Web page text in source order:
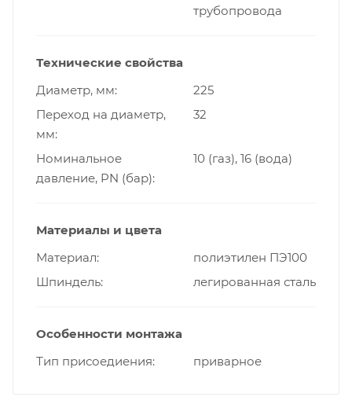
трубопровода
Технические свойства
Диаметр, мм
225
Переход на диаметр,
мм
32
Номинальное
давление, PN (бар)
10 (газ), 16 (вода)
Материалы и цвета
Материал
полиэтилен ПЭ100
Шпиндель
легированная сталь
Особенности монтажа
Тип присоедиения
приварное